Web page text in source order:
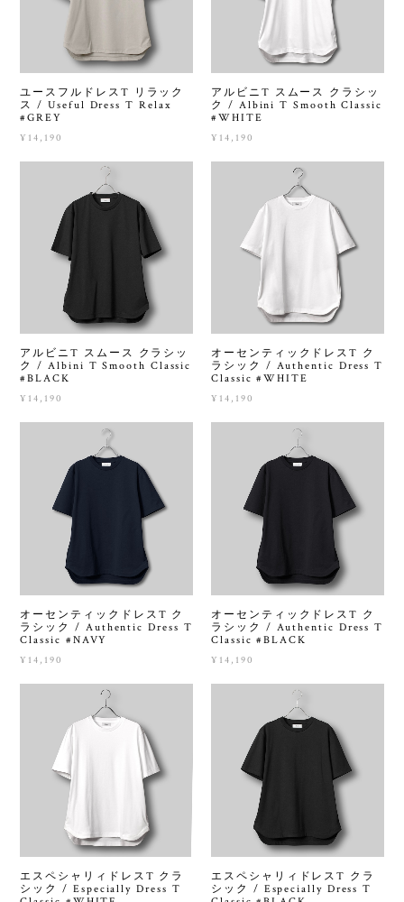
ユースフルドレスT リラック
ス / Useful Dress T Relax
#GREY
¥14,190
アルビニT スムース クラシッ
ク / Albini T Smooth Classic
#WHITE
¥14,190
アルビニT スムース クラシッ
ク / Albini T Smooth Classic
#BLACK
¥14,190
オーセンティックドレスT ク
ラシック / Authentic Dress T
Classic #WHITE
¥14,190
オーセンティックドレスT ク
ラシック / Authentic Dress T
Classic #NAVY
¥14,190
オーセンティックドレスT ク
ラシック / Authentic Dress T
Classic #BLACK
¥14,190
エスペシャリィドレスT クラ
シック / Especially Dress T
エスペシャリィドレスT クラ
シック / Especially Dress T